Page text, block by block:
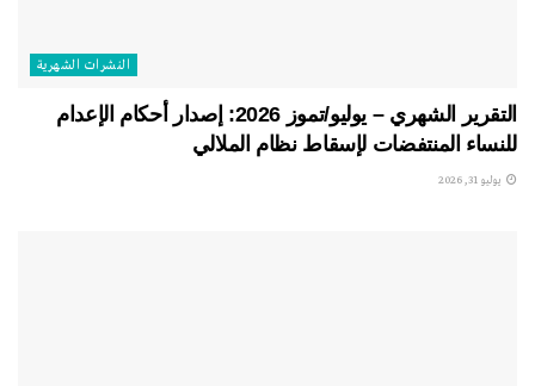
النشرات الشهریة
التقرير الشهري – يوليو/تموز 2026: إصدار أحكام الإعدام
للنساء المنتفضات لإسقاط نظام الملالي
يوليو 31, 2026